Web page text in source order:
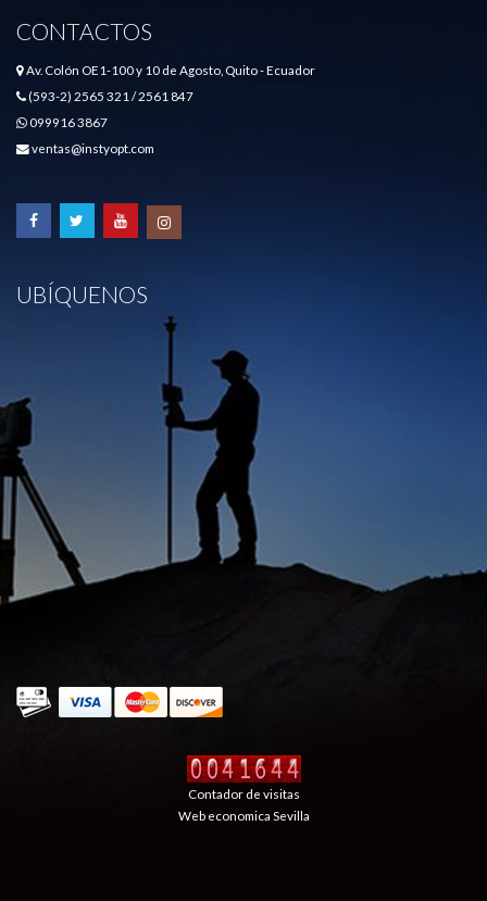
(593-2) 2565 321 / 2561 847
099916 3867
UBÍQUENOS
Contador de visitas
Web economica Sevilla